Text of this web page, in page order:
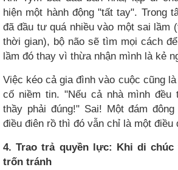
hiện một hành động "tất tay". Trong
đã đầu tư quá nhiều vào một sai lầm
thời gian), bộ não sẽ tìm mọi cách
lầm đó thay vì thừa nhận mình là kẻ
Việc kéo cả gia đình vào cuộc cũng
cố niềm tin. "Nếu cả nhà mình đều
thầy phải đúng!" Sai! Một đám
điều điên rồ thì đó vẫn chỉ là một điều
4. Trao trả quyền lực: Khi di
trốn tránh